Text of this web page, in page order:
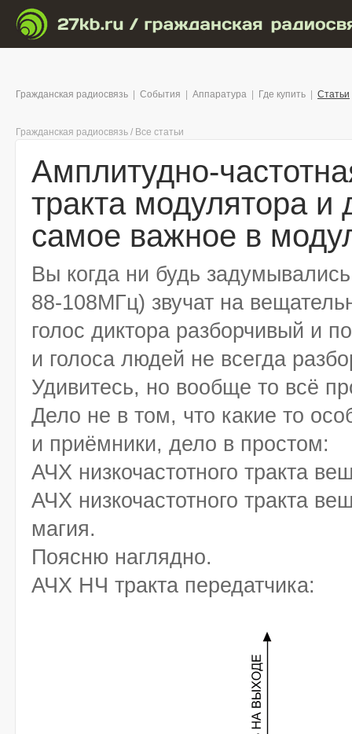
Гражданская радиосвязь События Аппаратура Где купить Статьи
Гражданская радиосвязь / Все статьи
Амплитудно-
тракта модулятора
самое важное в
Вы когда ни будь
88-108МГц) звучат на
голос диктора разборчивый и
и голоса людей не всегда
Удивитесь, но вообще то всё
Дело не в том, что какие то
и приёмники, дело в простом:
АЧХ низкочастотного тракта
АЧХ низкочастотного тракта
магия.
Поясню наглядно.
АЧХ НЧ тракта передатчика: